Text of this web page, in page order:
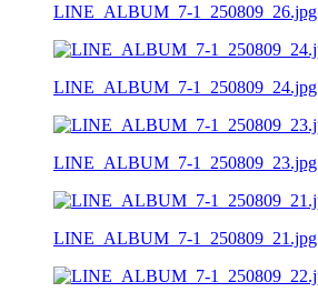
LINE_ALBUM_7-1_250809_26.jpg
LINE_ALBUM_7-1_250809_24.jpg
LINE_ALBUM_7-1_250809_23.jpg
LINE_ALBUM_7-1_250809_21.jpg